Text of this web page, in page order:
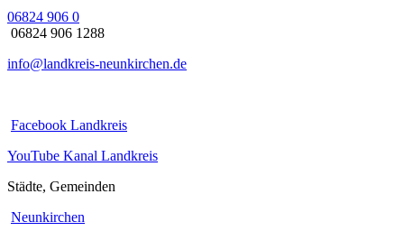
06824 906 0
06824 906 1288
info@landkreis-neunkirchen.de
Facebook Landkreis
YouTube Kanal Landkreis
Städte, Gemeinden
Neunkirchen